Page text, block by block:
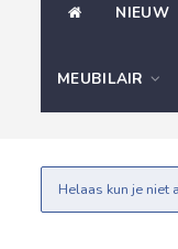
NIEUW
MEUBILAIR
Helaas kun je niet